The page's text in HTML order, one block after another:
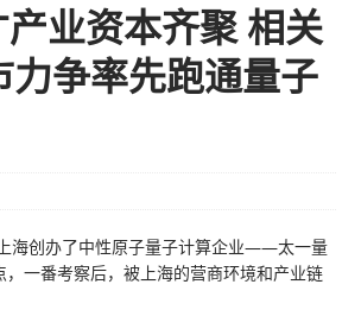
业资本齐聚 相关
争率先跑通量子
海创办了中性原子量子计算企业——太一量
一番考察后，被上海的营商环境和产业链